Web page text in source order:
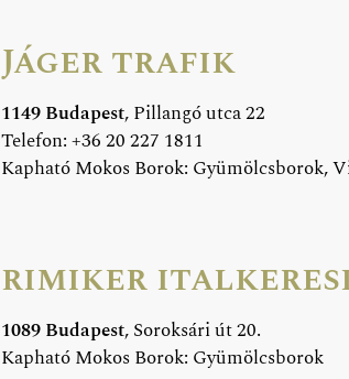
Jáger trafik
1149 Budapest, Pillangó utca 22
Telefon: +36 20 227 1811
Kapható Mokos Borok: Gyümölcsborok,
rimiker
1089 Budapest, Soroksári út 20.
Kapható Mokos Borok: Gyümölcsborok